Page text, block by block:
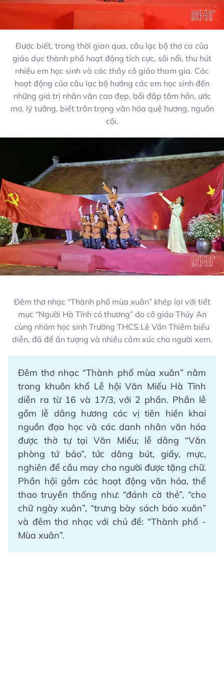
Được biết, trong thời gian qua, câu lạc bộ thơ ca của
giáo dục thành phố hoạt động tích cực, sôi nổi, thu hút
nhiều em học sinh và các thầy cô giáo tham gia. Các
hoạt động của câu lạc bộ hướng các em học sinh đến
những giá trị nhân văn cao đẹp, bồi đắp tâm hồn, ước
mơ, lý tưởng, biết trân trọng văn hóa quê hương, nguồn
cội.
Đêm thơ nhạc “Thành phố mùa xuân” khép lại với tiết
mục “Người Hà Tĩnh có thương” do cô giáo Thúy An
cùng nhóm học sinh Trường THCS Lê Văn Thiêm biểu
diễn, đã để ấn tượng và nhiều cảm xúc cho người xem.
Đêm thơ nhạc “Thành phố mùa xuân” nằm
trong khuôn khổ Lễ hội Văn Miếu Hà Tĩnh
diễn ra từ 16 và 17/3, với 2 phần. Phần lễ
gồm lễ dâng hương các vị tiên hiền khai
nguồn đạo học và các danh nhân văn hóa
được thờ tự tại Văn Miếu; lễ dâng “Văn
phòng tứ bảo”, tức dâng bút, giấy, mực,
nghiên để cầu may cho người được tặng chữ.
Phần hội gồm các hoạt động văn hóa, thể
thao truyền thống như: “đánh cờ thẻ”, “cho
chữ ngày xuân”, “trưng bày sách báo xuân”
và đêm thơ nhạc với chủ đề: “Thành phố -
Mùa xuân”.